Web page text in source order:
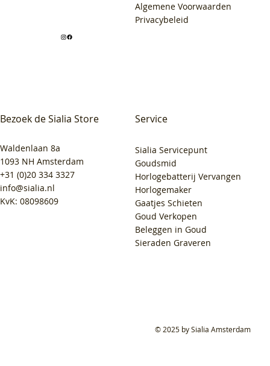
Bezoek de Sialia Store
Waldenlaan 8a
1093 NH Amsterdam
+31 (0)20 334 3327
info@sialia.nl
KvK: 08098609
Algemene Voorwaarden
Privacybeleid
Service
Sialia Servicepunt
Goudsmid
Horlogebatterij Vervangen
Horlogemaker
Gaatjes Schieten
Goud Verkopen
Beleggen in Goud
Sieraden Graveren
© 2025 by Sialia Amsterdam